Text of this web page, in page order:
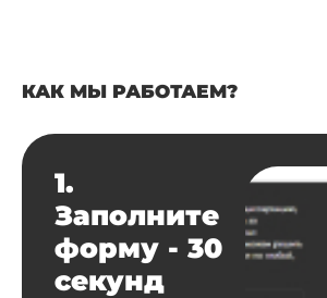
КАК МЫ РАБОТАЕМ?
1.
Заполните
форму - 30
секунд